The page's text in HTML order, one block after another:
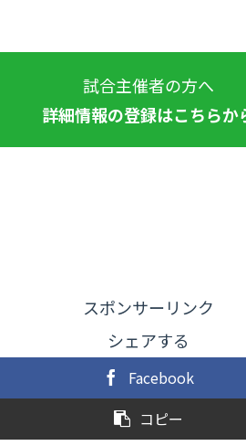
試合主催者の方へ
詳細情報の登録はこちらか
スポンサーリンク
シェアする
Facebook
コピー